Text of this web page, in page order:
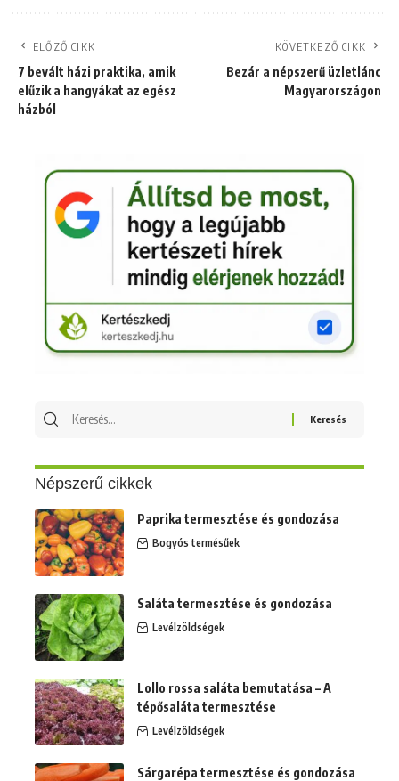
ELŐZŐ CIKK
7 bevált házi praktika, amik
elűzik a hangyákat az egész
házból
KÖVETKEZŐ CIKK
Bezár a népszerű üzletlánc
Magyarországon
Keresés
Népszerű cikkek
Paprika termesztése és gondozása
Bogyós termésűek
Saláta termesztése és gondozása
Levélzöldségek
Lollo rossa saláta bemutatása – A
tépősaláta termesztése
Levélzöldségek
Sárgarépa termesztése és gondozása